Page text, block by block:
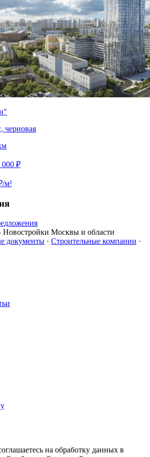
черновая
000 ₽
м²
Новостройки Москвы и области
документы · Строительные компании ·
на обработку данных в